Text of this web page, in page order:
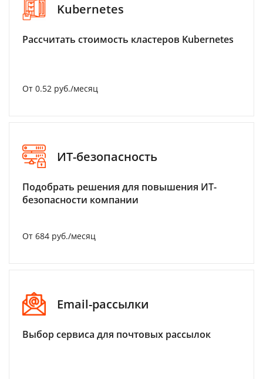
Kubernetes
Рассчитать стоимость кластеров Kubernetes
От 0.52 руб./месяц
ИТ-безопасность
Подобрать решения для повышения ИТ-
безопасности компании
От 684 руб./месяц
Email-рассылки
Выбор сервиса для почтовых рассылок